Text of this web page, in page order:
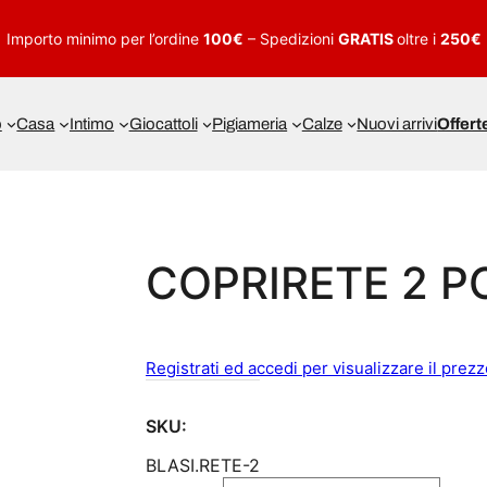
Importo minimo per l’ordine 100€ – Spedizioni GRATISoltre i 250€
Casa Intimo Giocattoli Pigiameria Calze Nuovi arrivi
COPRIRETE 2
Registrati ed accedi per visualizzare il
SKU:
BLASI.RETE-2